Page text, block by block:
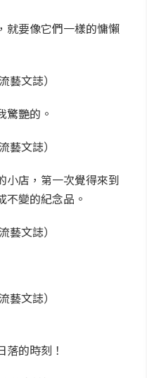
就要像它們一樣的慵懶
藝文誌）
驚艷的。
藝文誌）
小店，第一次覺得來到
不變的紀念品。
藝文誌）
藝文誌）
的時刻！